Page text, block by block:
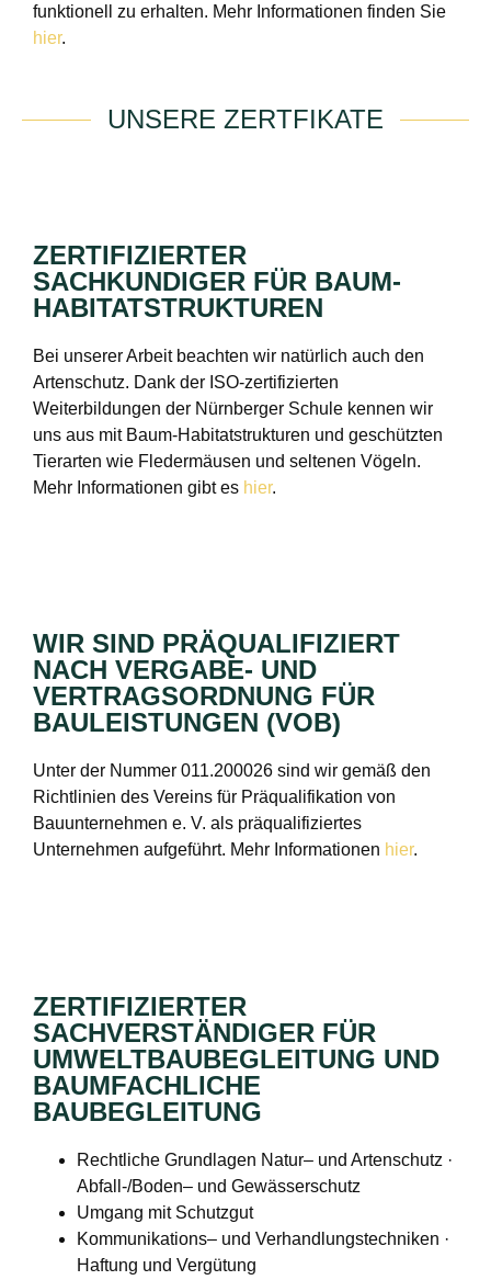
funktionell zu erhalten. Mehr Informationen finden Sie
hier.
UNSERE ZERTFIKATE
ZERTIFIZIERTER
SACHKUNDIGER FÜR BAUM-
HABITATSTRUKTUREN
Bei unserer Arbeit beachten wir natürlich auch den
Artenschutz. Dank der ISO-zertifizierten
Weiterbildungen der Nürnberger Schule kennen wir
uns aus mit Baum-Habitatstrukturen und geschützten
Tierarten wie Fledermäusen und seltenen Vögeln.
Mehr Informationen gibt es hier.
WIR SIND PRÄQUALIFIZIERT
NACH VERGABE- UND
VERTRAGSORDNUNG FÜR
BAULEISTUNGEN (VOB)
Unter der Nummer 011.200026 sind wir gemäß den
Richtlinien des Vereins für Präqualifikation von
Bauunternehmen e. V. als präqualifiziertes
Unternehmen aufgeführt. Mehr Informationen hier.
ZERTIFIZIERTER
SACHVERSTÄNDIGER FÜR
UMWELTBAUBEGLEITUNG UND
BAUMFACHLICHE
BAUBEGLEITUNG
Rechtliche Grundlagen Natur– und Artenschutz ·
Abfall-/Boden– und Gewässerschutz
Umgang mit Schutzgut
Kommunikations– und Verhandlungstechniken ·
Haftung und Vergütung